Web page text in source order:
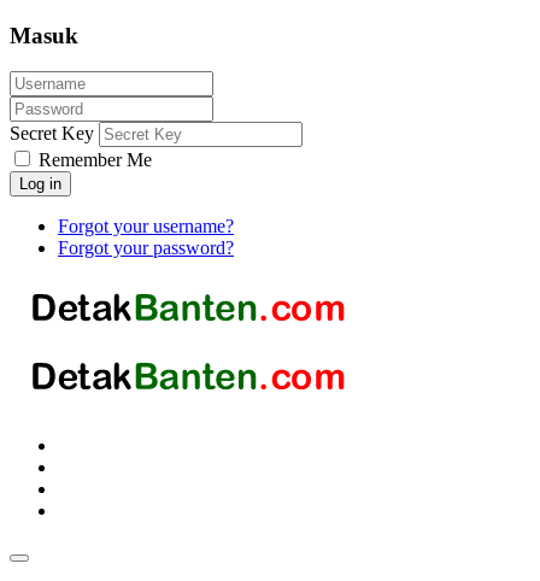
Masuk
Secret Key
Remember Me
Log in
Forgot your username?
Forgot your password?